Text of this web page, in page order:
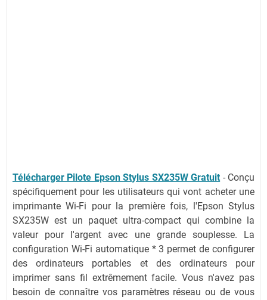
Télécharger Pilote Epson Stylus SX235W Gratuit - Conçu
spécifiquement pour les utilisateurs qui vont acheter une
imprimante Wi-Fi pour la première fois, l'Epson Stylus
SX235W est un paquet ultra-compact qui combine la
valeur pour l'argent avec une grande souplesse. La
configuration Wi-Fi automatique * 3 permet de configurer
des ordinateurs portables et des ordinateurs pour
imprimer sans fil extrêmement facile. Vous n'avez pas
besoin de connaître vos paramètres réseau ou de vous